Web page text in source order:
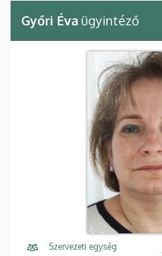
Győri Éva ügyintéző
Szervezeti egység